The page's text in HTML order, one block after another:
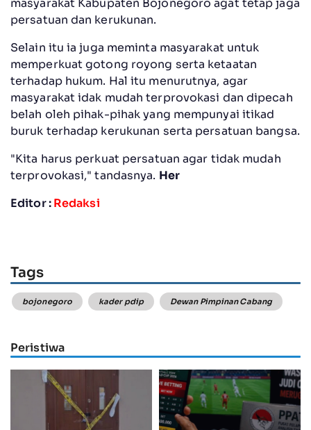
masyarakat Kabupaten Bojonegoro agat tetap jaga
persatuan dan kerukunan.
Selain itu ia juga meminta masyarakat untuk
memperkuat gotong royong serta ketaatan
terhadap hukum. Hal itu menurutnya, agar
masyarakat idak mudah terprovokasi dan dipecah
belah oleh pihak-pihak yang mempunyai itikad
buruk terhadap kerukunan serta persatuan bangsa.
"Kita harus perkuat persatuan agar tidak mudah
terprovokasi," tandasnya. Her
Editor :Redaksi
Tags
bojonegoro kader pdip Dewan Pimpinan Cabang
Peristiwa